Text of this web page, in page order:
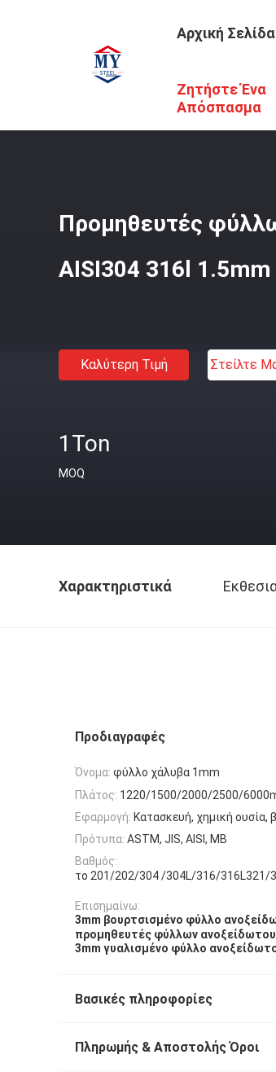
Αρχική Σελίδα
Ζητήστε Ένα
Απόσπασμα
Προϊόντα / 316l Φύλλο
Προμηθευτές
AISI304 316l 1.5mm
Καλύτερη Τιμή Στείλτε
1Ton
MOQ
Χαρακτηριστικά
Προδιαγραφές
Όνομα: φύλλο χάλυβα 1mm
Πλάτος: 1220/1500/2000/2500/
Εφαρμογή: Κατασκευή, χημική ουσία,
Πρότυπα: ASTM, JIS, AISI, ΜΒ
Βαθμός:
το 201/202/304 /304L/316/
Επισημαίνω:
3mm βουρτσισμένο φύλλο
προμηθευτές φύλλων ανοξείδωτου
3mm γυαλισμένο φύλλο
Βασικές πληροφορίες
Πληρωμής & Αποστολής Όροι